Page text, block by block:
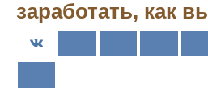
заработать, как